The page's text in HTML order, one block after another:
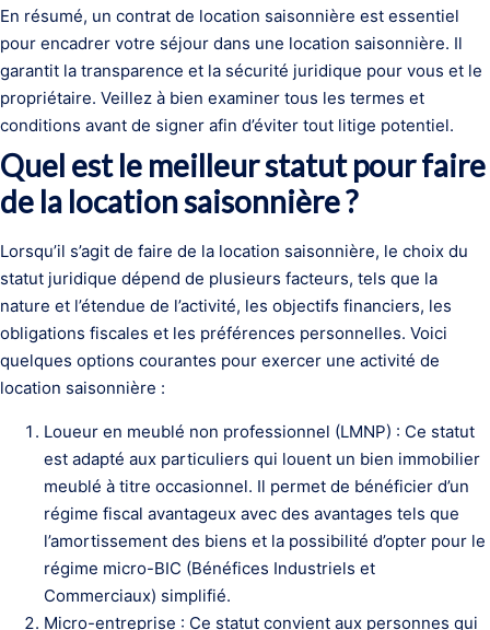
En résumé, un contrat de location saisonnière est essentiel
pour encadrer votre séjour dans une location saisonnière. Il
garantit la transparence et la sécurité juridique pour vous et le
propriétaire. Veillez à bien examiner tous les termes et
conditions avant de signer afin d’éviter tout litige potentiel.
Quel est le meilleur statut pour faire
de la location saisonnière ?
Lorsqu’il s’agit de faire de la location saisonnière, le choix du
statut juridique dépend de plusieurs facteurs, tels que la
nature et l’étendue de l’activité, les objectifs financiers, les
obligations fiscales et les préférences personnelles. Voici
quelques options courantes pour exercer une activité de
location saisonnière :
Loueur en meublé non professionnel (LMNP) : Ce statut
est adapté aux particuliers qui louent un bien immobilier
meublé à titre occasionnel. Il permet de bénéficier d’un
régime fiscal avantageux avec des avantages tels que
l’amortissement des biens et la possibilité d’opter pour le
régime micro-BIC (Bénéfices Industriels et
Commerciaux) simplifié.
Micro-entreprise : Ce statut convient aux personnes qui